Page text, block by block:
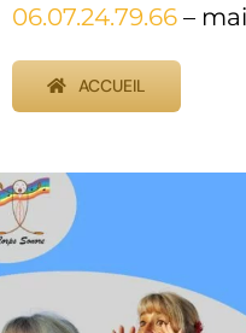
06.07.24.79.66–
ACCUEIL